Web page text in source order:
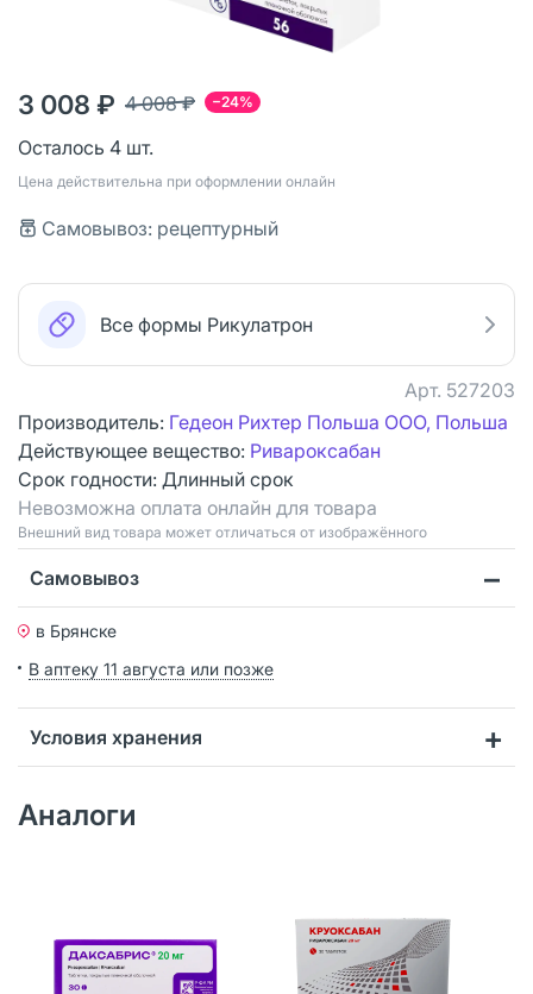
−24%
4 008 ₽
3 008 ₽
Осталось 4 шт.
Цена действительна при оформлении онлайн
Самовывоз: рецептурный
Все формы Рикулатрон
Арт. 527203
Производитель: Гедеон Рихтер Польша ООО, Польша
Действующее вещество: Ривароксабан
Срок годности: Длинный срок
Невозможна оплата онлайн для товара
Bнешний вид товара может отличаться от изображённого
Самовывоз
в Брянске
В аптеку 11 августа или позже
Условия хранения
Аналоги